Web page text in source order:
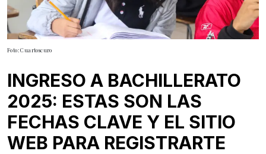
Foto: Cuartoscuro
INGRESO A BACHILLERATO
2025: ESTAS SON LAS
FECHAS CLAVE Y EL SITIO
WEB PARA REGISTRARTE